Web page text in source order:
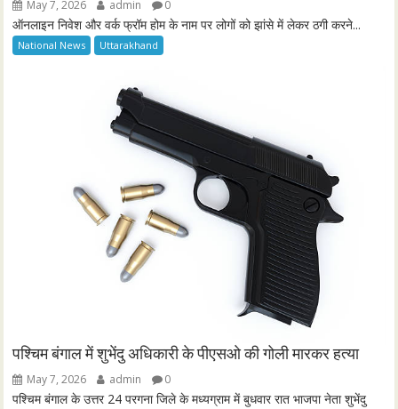
May 7, 2026 admin 0
ऑनलाइन निवेश और वर्क फ्रॉम होम के नाम पर लोगों को झांसे में लेकर ठगी करने...
National News Uttarakhand
पश्चिम बंगाल में शुभेंदु अधिकारी के पीएसओ की गोली मारकर हत्या
May 7, 2026 admin 0
पश्चिम बंगाल के उत्तर 24 परगना जिले के मध्यग्राम में बुधवार रात भाजपा नेता शुभेंदु